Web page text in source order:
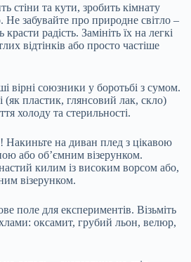
стіни та кути, зробить кімнату
забувайте про природне світло –
радість. Замініть їх на легкі
відтінків або просто частіше
вірні союзники у боротьбі з сумом.
(як пластик, глянсовий лак, скло)
холоду та стерильності.
Накиньте на диван плед з цікавою
або об’ємним візерунком.
килим із високим ворсом або,
візерунком.
поле для експериментів. Візьміть
оксамит, грубий льон, велюр,